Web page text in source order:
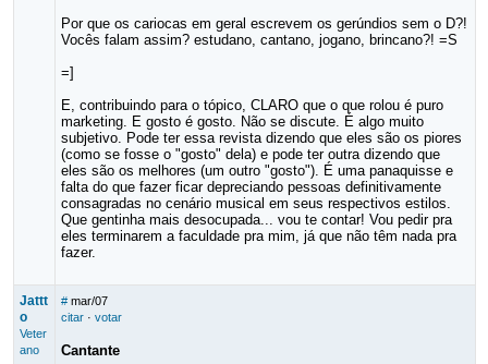
Por que os cariocas em geral escrevem os gerúndios sem o D?!
Vocês falam assim? estudano, cantano, jogano, brincano?! =S
=]
E, contribuindo para o tópico, CLARO que o que rolou é puro
marketing. E gosto é gosto. Não se discute. É algo muito
subjetivo. Pode ter essa revista dizendo que eles são os piores
(como se fosse o "gosto" dela) e pode ter outra dizendo que
eles são os melhores (um outro "gosto"). É uma panaquisse e
falta do que fazer ficar depreciando pessoas definitivamente
consagradas no cenário musical em seus respectivos estilos.
Que gentinha mais desocupada... vou te contar! Vou pedir pra
eles terminarem a faculdade pra mim, já que não têm nada pra
fazer.
Jattt
o
Veter
ano
# mar/07
citar· votar
Cantante